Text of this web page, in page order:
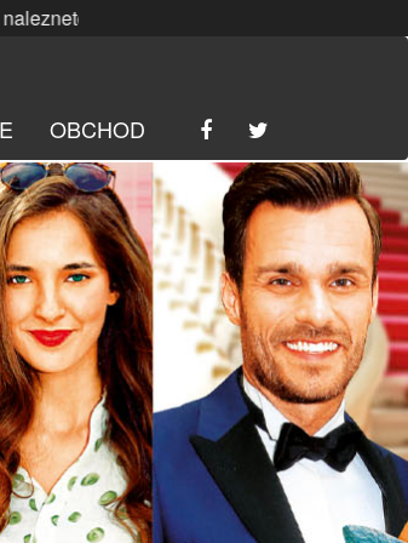
ZDE. | SRPNOVÁ soutěž! Podrobnosti
OBCHOD